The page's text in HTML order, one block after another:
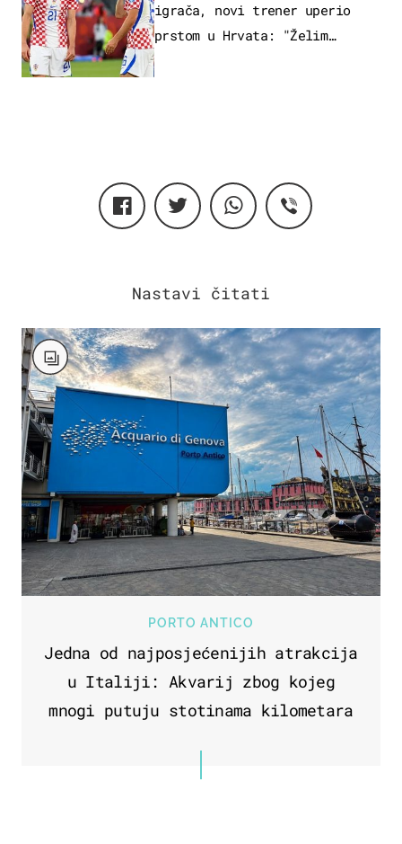
igrača, novi trener uperio
prstom u Hrvata: "Želim
PORTO ANTICO
Jedna od najposjećenijih atrakcija
u Italiji: Akvarij zbog kojeg
mnogi putuju stotinama kilometara